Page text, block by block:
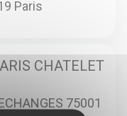
Paris
CHATELET
75001